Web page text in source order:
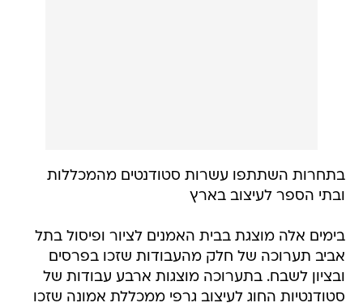
בתחרות השתתפו עשרות סטודנטים מהמכללות
ובתי הספר לעיצוב בארץ
בימים אלה מוצגת בבית האמנים לציור ופיסול בתל
אביב תערוכה של חלק מהעבודות שזכו בפרסים
ובציון לשבח. בתערוכה מוצגות ארבע עבודות של
סטודנטיות החוג לעיצוב גרפי ממכללת אמונה שזכו